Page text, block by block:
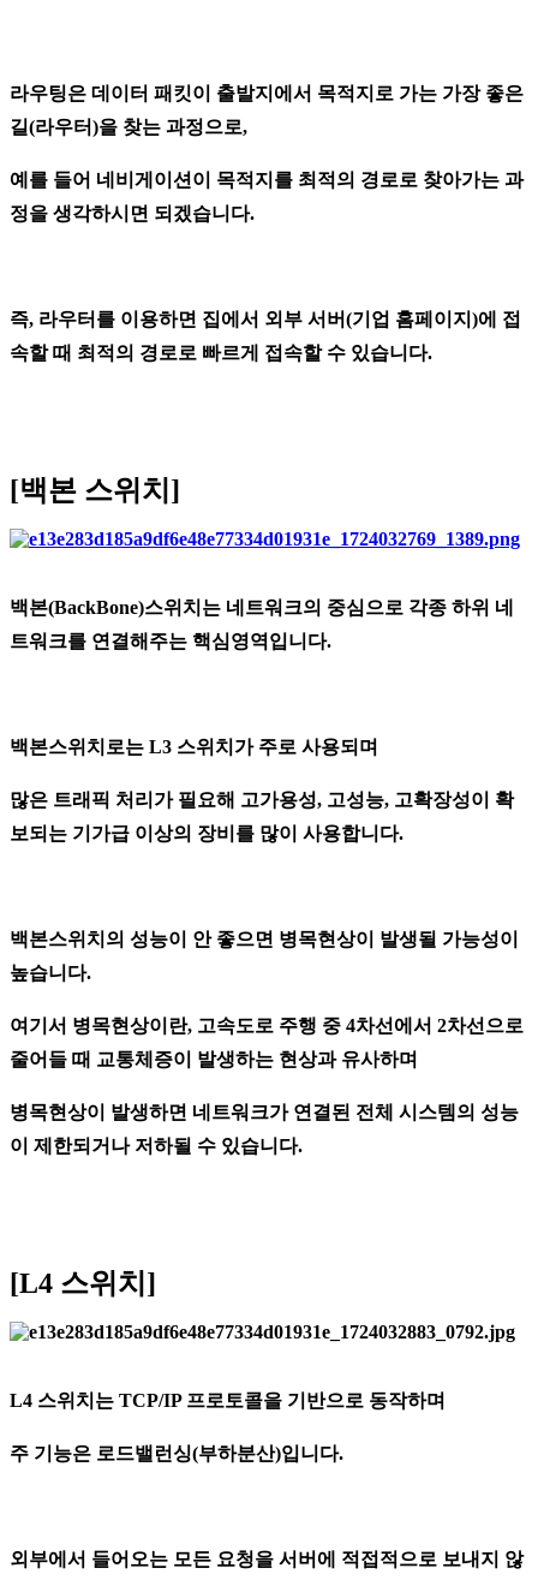
라우팅은 데이터 패킷이 출발지에서 목적지로 가는 가장 좋은
길(라우터)을 찾는 과정으로,
예를 들어 네비게이션이 목적지를 최적의 경로로 찾아가는 과
정을 생각하시면 되겠습니다.
즉, 라우터를 이용하면 집에서 외부 서버(기업 홈페이지)에 접
속할 때 최적의 경로로 빠르게 접속할 수 있습니다.
[백본 스위치]
백본(BackBone)스위치는 네트워크의 중심으로 각종 하위 네
트워크를 연결해주는 핵심영역입니다.
백본스위치로는 L3 스위치가 주로 사용되며
많은 트래픽 처리가 필요해 고가용성, 고성능, 고확장성이 확
보되는 기가급 이상의 장비를 많이 사용합니다.
백본스위치의 성능이 안 좋으면 병목현상이 발생될 가능성이
높습니다.
여기서 병목현상이란, 고속도로 주행 중 4차선에서 2차선으로
줄어들 때 교통체증이 발생하는 현상과 유사하며
병목현상이 발생하면 네트워크가 연결된 전체 시스템의 성능
이 제한되거나 저하될 수 있습니다.
[L4 스위치]
L4 스위치는 TCP/IP 프로토콜을 기반으로 동작하며
주 기능은 로드밸런싱(부하분산)입니다.
외부에서 들어오는 모든 요청을 서버에 적접적으로 보내지 않